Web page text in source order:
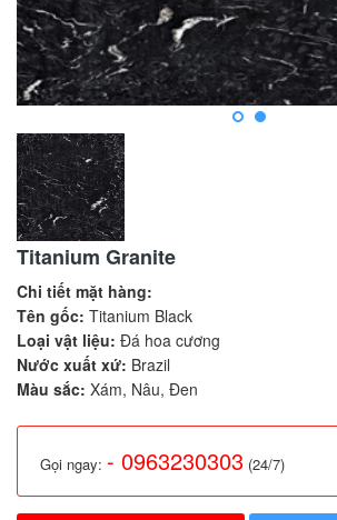
Titanium Granite
Chi tiết mặt hàng:
Tên gốc: Titanium Black
Loại vật liệu: Đá hoa cương
Nước xuất xứ: Brazil
Màu sắc: Xám, Nâu, Đen
Gọi ngay: - 0963230303 (24/7)